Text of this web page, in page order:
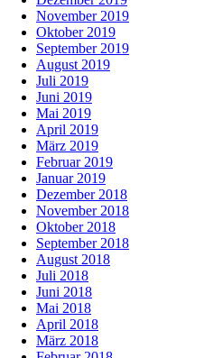
November 2019
Oktober 2019
September 2019
August 2019
Juli 2019
Juni 2019
Mai 2019
April 2019
März 2019
Februar 2019
Januar 2019
Dezember 2018
November 2018
Oktober 2018
September 2018
August 2018
Juli 2018
Juni 2018
Mai 2018
April 2018
März 2018